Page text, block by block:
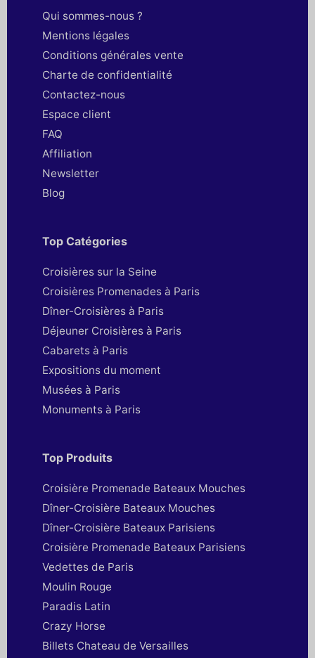
Qui sommes-nous ?
Mentions légales
Conditions générales vente
Charte de confidentialité
Contactez-nous
Espace client
FAQ
Affiliation
Newsletter
Blog
Top Catégories
Croisières sur la Seine
Croisières Promenades à Paris
Dîner-Croisières à Paris
Déjeuner Croisières à Paris
Cabarets à Paris
Expositions du moment
Musées à Paris
Monuments à Paris
Top Produits
Croisière Promenade Bateaux Mouches
Dîner-Croisière Bateaux Mouches
Dîner-Croisière Bateaux Parisiens
Croisière Promenade Bateaux Parisiens
Vedettes de Paris
Moulin Rouge
Paradis Latin
Crazy Horse
Billets Chateau de Versailles